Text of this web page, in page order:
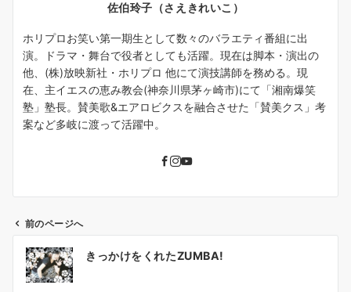
佐伯玲子（さえきれいこ）
ホリプロお笑い第一期生として数々のバラエティ番組に出
演。ドラマ・舞台で役者としても活躍。現在は脚本・演出の
他、(株)放映新社・ホリプロ 他にて演技講師を務める。現
在、主イエスの恵み教会(神奈川県茅ヶ崎市)にて「湘南爆笑
塾」塾長。賛美歌&エアロビクスを融合させた「賛美クス」考
案など多岐に渡って活躍中。
前のページへ
きっかけをくれたZUMBA!